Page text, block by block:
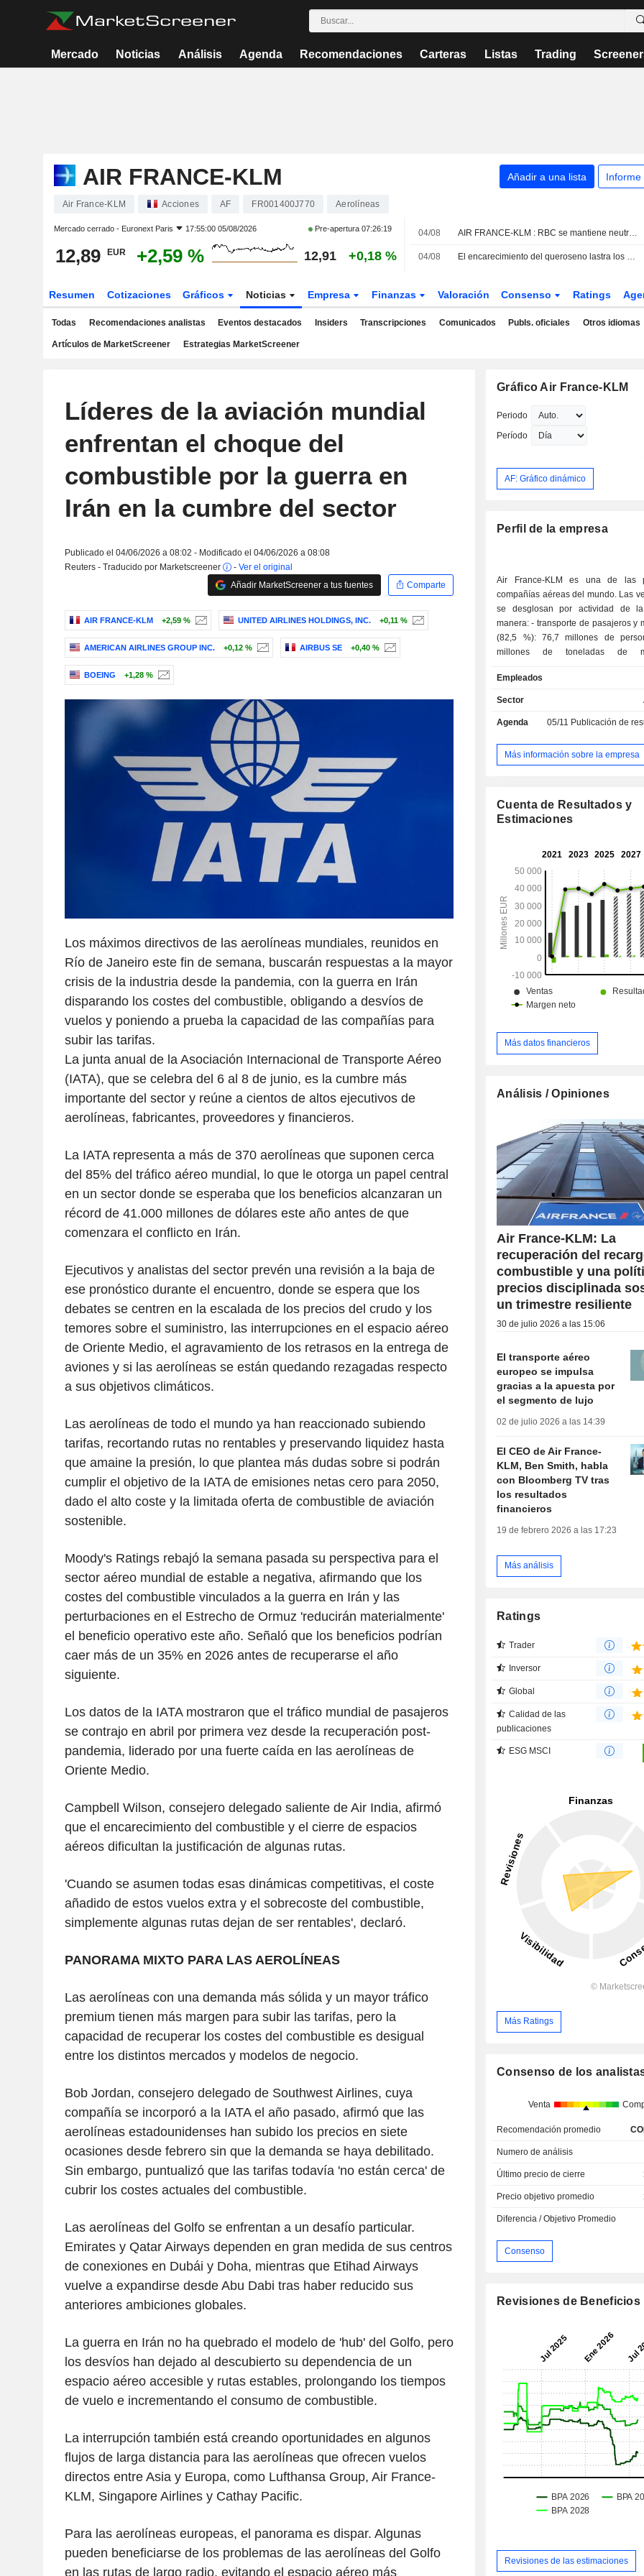
Mercado Noticias Análisis Agenda Recomendaciones Carteras Listas Trading
AIR FRANCE-KLM Añadir a una lista Informe
Air France-KLM Acciones AF FR001400J770 Aerolíneas
Mercado cerrado - Euronext Paris 17:55:00 05/08/2026 Pre-apertura07:26:19
12,89 EUR +2,59 % 12,91 +0,18 %
04/08 AIR FRANCE-KLM : RBC se mantiene neutral, sin recomendación.
04/08 El encarecimiento del queroseno lastra los beneficios de Lufthansa y hunde su cotizacion
Resumen Cotizaciones Gráficos Noticias Empresa Finanzas Valoración Consenso Ratings
Todas Recomendaciones analistas Eventos destacados Insiders Transcripciones Comunicados Publs. oficiales Otros idiomas
Artículos de MarketScreener Estrategias MarketScreener
Líderes de la aviación mundial
enfrentan el choque del
combustible por la guerra en
Irán en la cumbre del sector
Publicado el 04/06/2026 a 08:02 - Modificado el 04/06/2026 a 08:08
Reuters - Traducido por Marketscreener
- Ver el original
Añadir MarketScreener a tus fuentes
Comparte
AIR FRANCE-KLM +2,59 % UNITED AIRLINES HOLDINGS, INC. +0,11 %
AMERICAN AIRLINES GROUP INC. +0,12 % AIRBUS SE +0,40 %
BOEING +1,28 %
Los máximos directivos de las aerolíneas mundiales, reunidos en
Río de Janeiro este fin de semana, buscarán respuestas a la mayor
crisis de la industria desde la pandemia, con la guerra en Irán
disparando los costes del combustible, obligando a desvíos de
vuelos y poniendo a prueba la capacidad de las compañías para
subir las tarifas.
La junta anual de la Asociación Internacional de Transporte Aéreo
(IATA), que se celebra del 6 al 8 de junio, es la cumbre más
importante del sector y reúne a cientos de altos ejecutivos de
aerolíneas, fabricantes, proveedores y financieros.
La IATA representa a más de 370 aerolíneas que suponen cerca
del 85% del tráfico aéreo mundial, lo que le otorga un papel central
en un sector donde se esperaba que los beneficios alcanzaran un
récord de 41.000 millones de dólares este año antes de que
comenzara el conflicto en Irán.
Ejecutivos y analistas del sector prevén una revisión a la baja de
ese pronóstico durante el encuentro, donde se espera que los
debates se centren en la escalada de los precios del crudo y los
temores sobre el suministro, las interrupciones en el espacio aéreo
de Oriente Medio, el agravamiento de los retrasos en la entrega de
aviones y si las aerolíneas se están quedando rezagadas respecto
a sus objetivos climáticos.
Las aerolíneas de todo el mundo ya han reaccionado subiendo
tarifas, recortando rutas no rentables y preservando liquidez hasta
que amaine la presión, lo que plantea más dudas sobre si podrán
cumplir el objetivo de la IATA de emisiones netas cero para 2050,
dado el alto coste y la limitada oferta de combustible de aviación
sostenible.
Moody's Ratings rebajó la semana pasada su perspectiva para el
sector aéreo mundial de estable a negativa, afirmando que los
costes del combustible vinculados a la guerra en Irán y las
perturbaciones en el Estrecho de Ormuz 'reducirán materialmente'
el beneficio operativo este año. Señaló que los beneficios podrían
caer más de un 35% en 2026 antes de recuperarse el año
siguiente.
Los datos de la IATA mostraron que el tráfico mundial de pasajeros
se contrajo en abril por primera vez desde la recuperación post-
pandemia, liderado por una fuerte caída en las aerolíneas de
Oriente Medio.
Campbell Wilson, consejero delegado saliente de Air India, afirmó
que el encarecimiento del combustible y el cierre de espacios
aéreos dificultan la justificación de algunas rutas.
'Cuando se asumen todas esas dinámicas competitivas, el coste
añadido de estos vuelos extra y el sobrecoste del combustible,
simplemente algunas rutas dejan de ser rentables', declaró.
PANORAMA MIXTO PARA LAS AEROLÍNEAS
Las aerolíneas con una demanda más sólida y un mayor tráfico
premium tienen más margen para subir las tarifas, pero la
capacidad de recuperar los costes del combustible es desigual
entre los distintos mercados y modelos de negocio.
Bob Jordan, consejero delegado de Southwest Airlines, cuya
compañía se incorporó a la IATA el año pasado, afirmó que las
aerolíneas estadounidenses han subido los precios en siete
ocasiones desde febrero sin que la demanda se haya debilitado.
Sin embargo, puntualizó que las tarifas todavía 'no están cerca' de
cubrir los costes actuales del combustible.
Las aerolíneas del Golfo se enfrentan a un desafío particular.
Emirates y Qatar Airways dependen en gran medida de sus centros
de conexiones en Dubái y Doha, mientras que Etihad Airways
vuelve a expandirse desde Abu Dabi tras haber reducido sus
anteriores ambiciones globales.
La guerra en Irán no ha quebrado el modelo de 'hub' del Golfo, pero
los desvíos han dejado al descubierto su dependencia de un
espacio aéreo accesible y rutas estables, prolongando los tiempos
de vuelo e incrementando el consumo de combustible.
La interrupción también está creando oportunidades en algunos
flujos de larga distancia para las aerolíneas que ofrecen vuelos
directos entre Asia y Europa, como Lufthansa Group, Air France-
KLM, Singapore Airlines y Cathay Pacific.
Para las aerolíneas europeas, el panorama es dispar. Algunas
pueden beneficiarse de los problemas de las aerolíneas del Golfo
en las rutas de largo radio, evitando el espacio aéreo más
Gráfico Air France-KLM
Periodo
Período
AF: Gráfico dinámico
Perfil de la empresa
Air France-KLM es una de las
compañías aéreas del mundo. Las
se desglosan por actividad de la
manera: - transporte de pasajeros y mercancías
(82,5 %): 76,7 millones de
millones de toneladas de
pasajeros de bajo coste (10,4 %;
26,1 millones de personas
%). A finales de 2025, el grupo contaba con una
alquilados) repartidos entre
nacionales de Air France (268),
Empleados
Sector
Agenda 05/11 Publicación de
Más información sobre la empresa
Cuenta de Resultados y
Estimaciones
Más datos financieros
Análisis / Opiniones
Air France-KLM: La
recuperación del
combustible y una
precios disciplinada
un trimestre resiliente
30 de julio 2026 a las 15:06
El transporte aéreo
europeo se impulsa
gracias a la apuesta por
el segmento de lujo
02 de julio 2026 a las 14:39
El CEO de Air France-
KLM, Ben Smith, habla
con Bloomberg TV tras
los resultados
financieros
19 de febrero 2026 a las 17:23
Más análisis
Ratings
Trader
Inversor
Global
Calidad de las
publicaciones
ESG MSCI
Más Ratings
Consenso de los
Venta
Recomendación promedio
Numero de análisis
Último precio de cierre
Precio objetivo promedio
Diferencia / Objetivo Promedio
Consenso
Revisiones de Beneficios
Revisiones de las estimaciones